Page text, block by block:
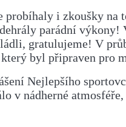
probíhaly i zkoušky na
parádní výkony!
gratulujeme! V
byl připraven pro
Nejlepšího
v nádherné